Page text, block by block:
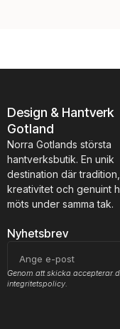
Design & Hantverk
Gotland
Norra Gotlands största
hantverksbutik. En unik
destination där tradition,
kreativitet och genuint
möts under samma tak.
Nyhetsbrev
post
Genom att skicka accepterar
integritetspolicy.